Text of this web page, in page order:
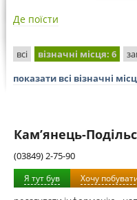
Де поїсти
всі візначні місця: 6
показати всі візначні
Кам’янець-
(03849) 2-75-90
Я тут був Хочу